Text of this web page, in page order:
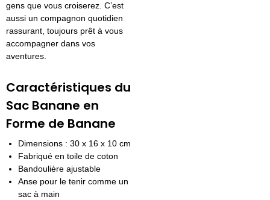
gens que vous croiserez. C’est
aussi un compagnon quotidien
rassurant, toujours prêt à vous
accompagner dans vos
aventures.
Caractéristiques du
Sac Banane en
Forme de Banane
Dimensions : 30 x 16 x 10 cm
Fabriqué en toile de coton
Bandoulière ajustable
Anse pour le tenir comme un
sac à main